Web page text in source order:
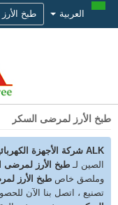
العربية
طبخ الأرز لمرضى السكر
ALK شركة الأجهزة الكهربائية المحدودة
الصين لـ طبخ الأرز لمرضى
وملصق خاص طبخ الأرز
تصنيع ، اتصل بنا الآن